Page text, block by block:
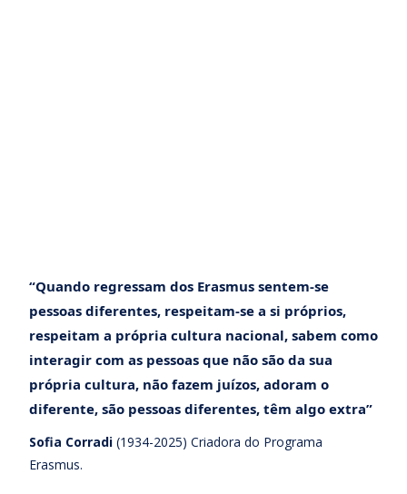
“Quando regressam dos Erasmus sentem-se
pessoas diferentes, respeitam-se a si próprios,
respeitam a própria cultura nacional, sabem como
interagir com as pessoas que não são da sua
própria cultura, não fazem juízos, adoram o
diferente, são pessoas diferentes, têm algo extra”
Sofia Corradi (1934-2025) Criadora do Programa
Erasmus.